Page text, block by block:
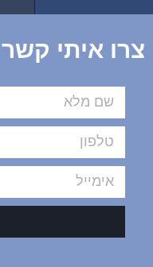
צרו איתי קשר